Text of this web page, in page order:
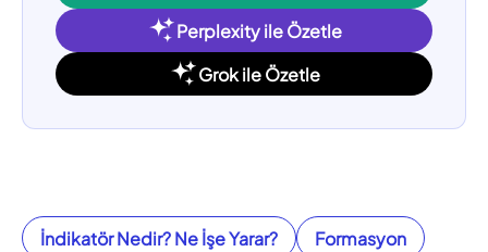
Perplexity ile Özetle
Grok ile Özetle
İndikatör Nedir? Ne İşe Yarar?
Formasyon